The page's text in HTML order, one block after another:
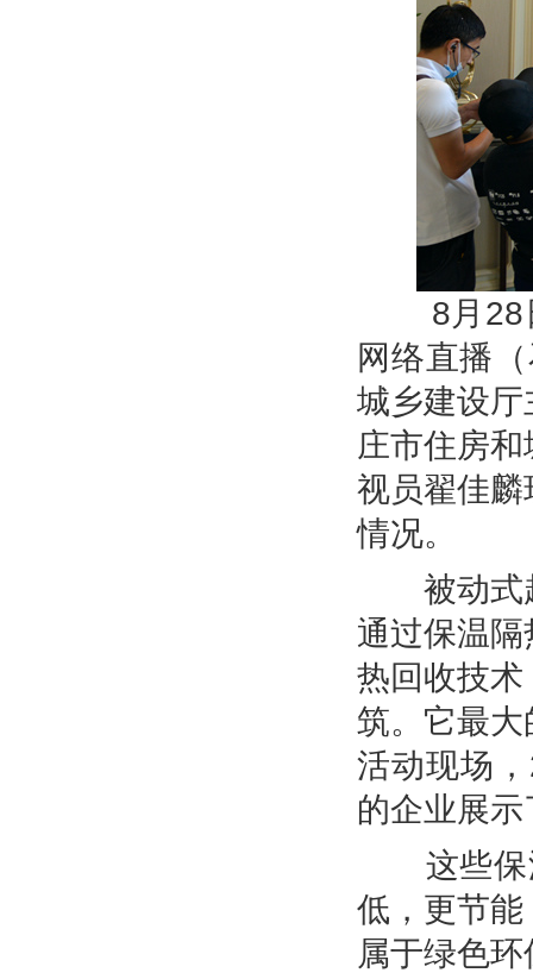
8月28日
网络直播
城乡建设
庄市住房
视员翟佳
情况。
被动式超
通过保温
热回收技
筑。它最
活动现场
的企业展
这些保温
低，更节
属于绿色